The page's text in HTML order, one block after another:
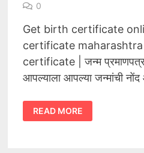
0
Get birth certificate
certificate
certificate | जन्म
आपल्याला आपल्या जन्मांची
GET
BIRTH
CERTIFICATE
READ MORE